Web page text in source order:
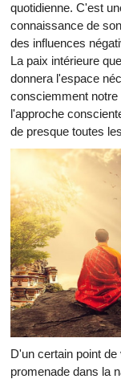
quotidienne. C'est
connaissance de
des influences
La paix intérieure
donnera l'espace
consciemment notre
l'approche
de presque toutes
D'un certain point
promenade dans la